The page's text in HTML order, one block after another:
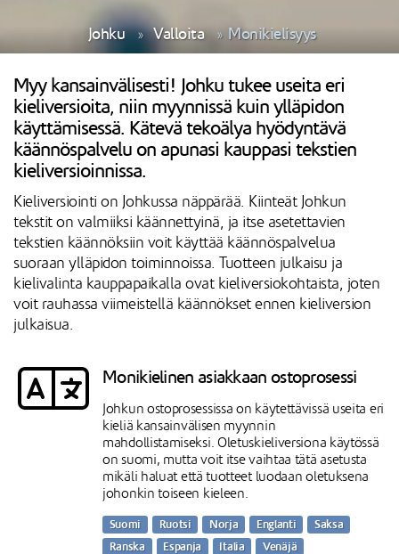
Johku Valloita Monikielisyys
Myy kansainvälisesti! Johku tukee useita eri
kieliversioita, niin myynnissä kuin ylläpidon
käyttämisessä. Kätevä tekoälya hyödyntävä
käännöspalvelu on apunasi kauppasi tekstien
kieliversioinnissa.
Kieliversiointi on Johkussa näppärää. Kiinteät Johkun
tekstit on valmiiksi käännettyinä, ja itse asetettavien
tekstien käännöksiin voit käyttää käännöspalvelua
suoraan ylläpidon toiminnoissa. Tuotteen julkaisu ja
kielivalinta kauppapaikalla ovat kieliversiokohtaista, joten
voit rauhassa viimeistellä käännökset ennen kieliversion
julkaisua.
Monikielinen asiakkaan ostoprosessi
Johkun ostoprosessissa on käytettävissä useita eri
kieliä kansainvälisen myynnin
mahdollistamiseksi. Oletuskieliversiona käytössä
on suomi, mutta voit itse vaihtaa tätä asetusta
mikäli haluat että tuotteet luodaan oletuksena
johonkin toiseen kieleen.
Suomi Ruotsi Norja Englanti
Saksa
Ranska
Espanja Italia Venäjä